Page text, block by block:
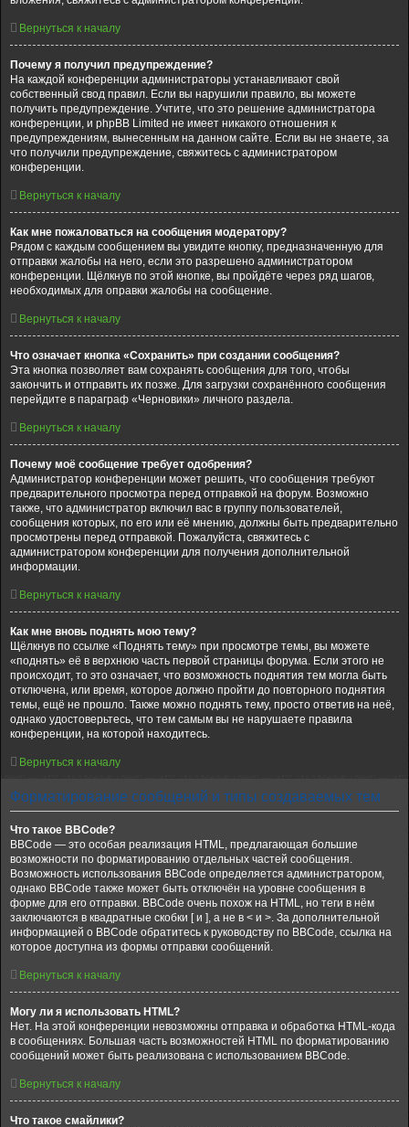
Вернуться к началу
Почему я получил предупреждение?
На каждой конференции администраторы устанавливают свой
собственный свод правил. Если вы нарушили правило, вы можете
получить предупреждение. Учтите, что это решение администратора
конференции, и phpBB Limited не имеет никакого отношения к
предупреждениям, вынесенным на данном сайте. Если вы не знаете, за
что получили предупреждение, свяжитесь с администратором
конференции.
Вернуться к началу
Как мне пожаловаться на сообщения модератору?
Рядом с каждым сообщением вы увидите кнопку, предназначенную для
отправки жалобы на него, если это разрешено администратором
конференции. Щёлкнув по этой кнопке, вы пройдёте через ряд шагов,
необходимых для оправки жалобы на сообщение.
Вернуться к началу
Что означает кнопка «Сохранить» при создании сообщения?
Эта кнопка позволяет вам сохранять сообщения для того, чтобы
закончить и отправить их позже. Для загрузки сохранённого сообщения
перейдите в параграф «Черновики» личного раздела.
Вернуться к началу
Почему моё сообщение требует одобрения?
Администратор конференции может решить, что сообщения требуют
предварительного просмотра перед отправкой на форум. Возможно
также, что администратор включил вас в группу пользователей,
сообщения которых, по его или её мнению, должны быть предварительно
просмотрены перед отправкой. Пожалуйста, свяжитесь с
администратором конференции для получения дополнительной
информации.
Вернуться к началу
Как мне вновь поднять мою тему?
Щёлкнув по ссылке «Поднять тему» при просмотре темы, вы можете
«поднять» её в верхнюю часть первой страницы форума. Если этого не
происходит, то это означает, что возможность поднятия тем могла быть
отключена, или время, которое должно пройти до повторного поднятия
темы, ещё не прошло. Также можно поднять тему, просто ответив на неё,
однако удостоверьтесь, что тем самым вы не нарушаете правила
конференции, на которой находитесь.
Вернуться к началу
Форматирование сообщений и типы создаваемых тем
Что такое BBCode?
BBCode — это особая реализация HTML, предлагающая большие
возможности по форматированию отдельных частей сообщения.
Возможность использования BBCode определяется администратором,
однако BBCode также может быть отключён на уровне сообщения в
форме для его отправки. BBCode очень похож на HTML, но теги в нём
заключаются в квадратные скобки [ и ], а не в < и >. За дополнительной
информацией о BBCode обратитесь к руководству по BBCode, ссылка на
которое доступна из формы отправки сообщений.
Вернуться к началу
Могу ли я использовать HTML?
Нет. На этой конференции невозможны отправка и обработка HTML-кода
в сообщениях. Большая часть возможностей HTML по форматированию
сообщений может быть реализована с использованием BBCode.
Вернуться к началу
Что такое смайлики?